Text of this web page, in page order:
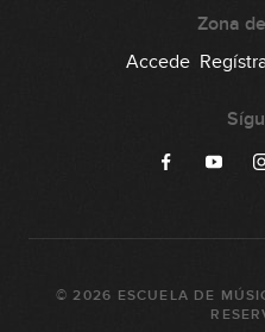
Zona
Accede
©2026 ESCUELA DE